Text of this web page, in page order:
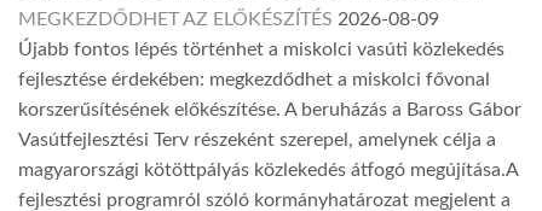
MEGKEZDŐDHET AZ ELŐKÉSZÍTÉS 2026-08-09
Újabb fontos lépés történhet a miskolci vasúti közlekedés
fejlesztése érdekében: megkezdődhet a miskolci fővonal
korszerűsítésének előkészítése. A beruházás a Baross Gábor
Vasútfejlesztési Terv részeként szerepel, amelynek célja a
magyarországi kötöttpályás közlekedés átfogó megújítása.A
fejlesztési programról szóló kormányhatározat megjelent a